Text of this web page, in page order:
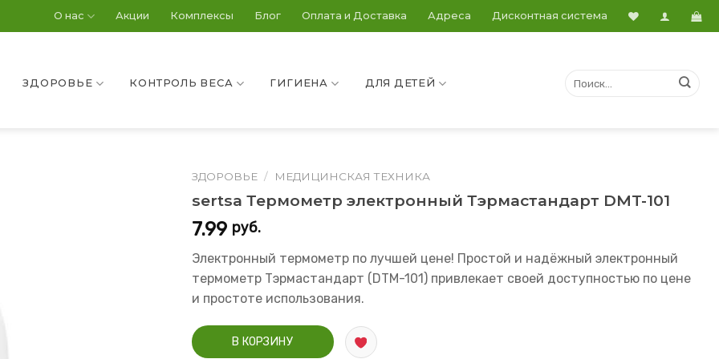
О нас Акции Комплексы Блог Оплата и Доставка Адреса Дисконтная система
ЗДОРОВЬЕ КОНТРОЛЬ ВЕСА ГИГИЕНА ДЛЯ ДЕТЕЙ
ЗДОРОВЬЕ / МЕДИЦИНСКАЯ ТЕХНИКА
sertsa Термометр электронный Тэрмастандарт DMT-101
7.99 руб.
Электронный термометр по лучшей цене! Простой и надёжный электронный
термометр Тэрмастандарт (DTM-101) привлекает своей доступностью по цене
и простоте использования.
В КОРЗИНУ